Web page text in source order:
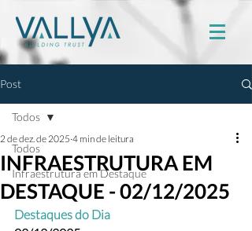
Post
Todos
Infraestrutura em Destaque
Todos
INFRAESTRUTURA EM
DESTAQUE - 02/12/2025
2 de dez. de 2025 4 min de leitura
Destaques do Dia